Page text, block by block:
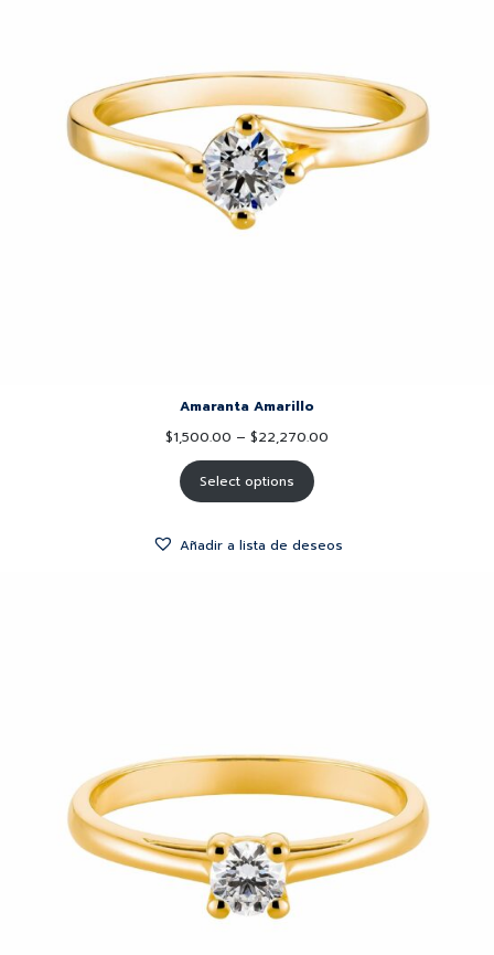
Amaranta Amarillo
$1,500.00 – $22,270.00
Select options
Añadir a lista de deseos